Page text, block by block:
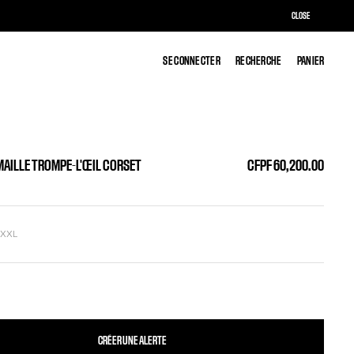
SE CONNECTER RECHERCHE PANIER
SE CONNECTER RECHERCHE PANIER
TROMPE-L'ŒIL CORSET CFPF 60,200.00
XXL
CRÉER UNE ALERTE
CLOSE